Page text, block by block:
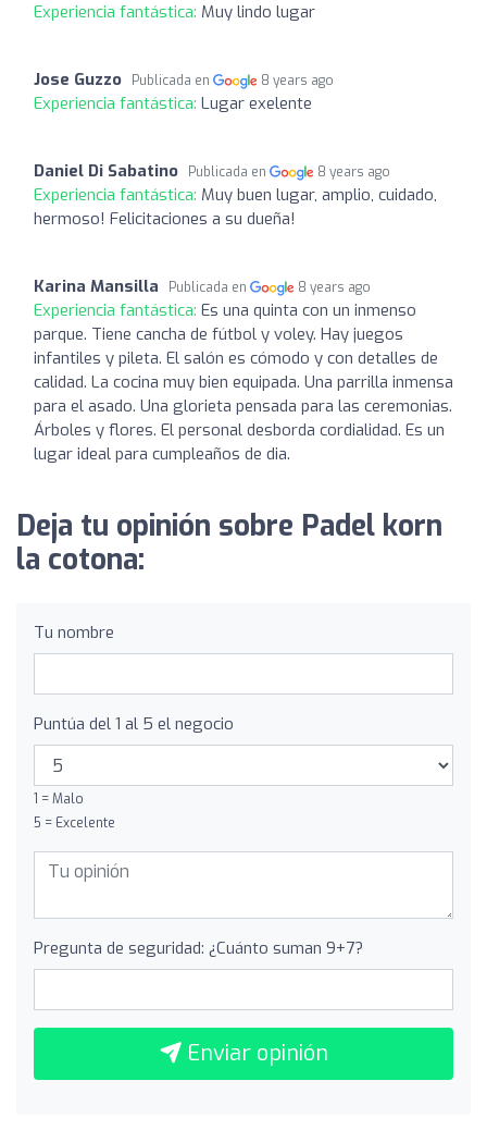
Experiencia fantástica: Muy lindo lugar
Jose Guzzo Publicada en 8 years ago
Experiencia fantástica: Lugar exelente
Daniel Di Sabatino Publicada en 8 years ago
Experiencia fantástica: Muy buen lugar, amplio, cuidado,
hermoso! Felicitaciones a su dueña!
Karina Mansilla Publicada en 8 years ago
Experiencia fantástica: Es una quinta con un inmenso
parque. Tiene cancha de fútbol y voley. Hay juegos
infantiles y pileta. El salón es cómodo y con detalles de
calidad. La cocina muy bien equipada. Una parrilla inmensa
para el asado. Una glorieta pensada para las ceremonias.
Árboles y flores. El personal desborda cordialidad. Es un
lugar ideal para cumpleaños de dia.
Deja tu opinión sobre Padel korn
la cotona:
Tu nombre
Puntúa del 1 al 5 el negocio
1 = Malo
5 = Excelente
Pregunta de seguridad: ¿Cuánto suman 9+7?
Enviar opinión